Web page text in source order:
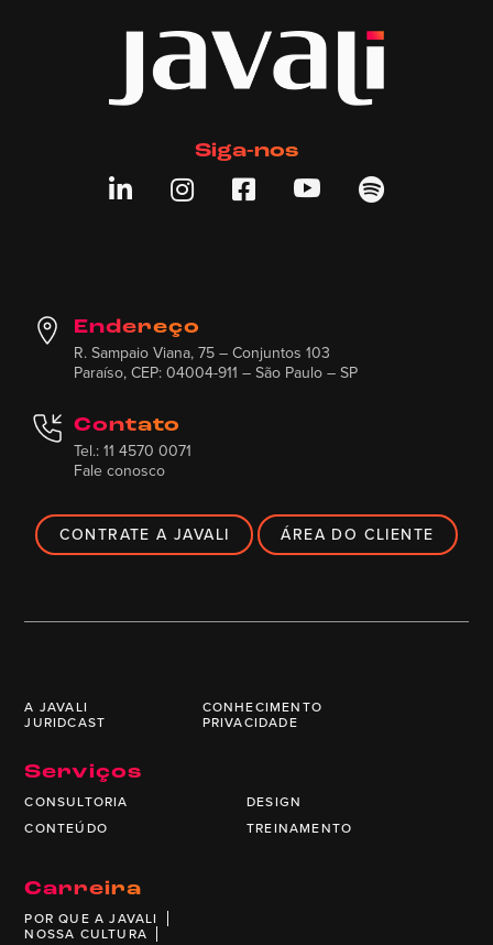
Siga-nos
    
Endereço
R. Sampaio Viana, 75 – Conjuntos 103
Paraíso, CEP: 04004-911 – São Paulo – SP
Contato
Tel.: 11 4570 0071
Fale conosco
CONTRATE A JAVALI ÁREA DO CLIENTE
A JAVALI CONHECIMENTO
JURIDCAST PRIVACIDADE
Serviços
CONSULTORIA
DESIGN
CONTEÚDO
TREINAMENTO
Carreira
POR QUE A JAVALI
NOSSA CULTURA